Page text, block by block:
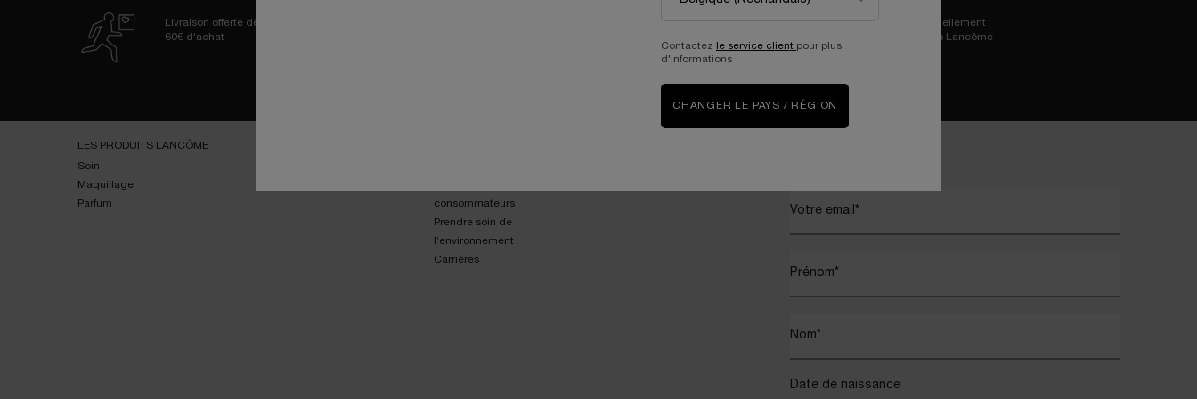
Livraison offerte dès
60€ d'achat
Essayez virtuellement
les iconiques Lancôme
LES PRODUITS LANCÔME
Soin
Maquillage
Parfum
consommateurs
Prendre soin de
l’environnement
Carrières
Votre email *
Prénom*
Nom*
Date de naissance
Contactez le service client pour plus
d'informations
CHANGER LE PAYS / RÉGION